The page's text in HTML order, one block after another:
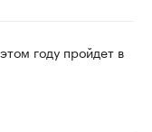
году пройдет в